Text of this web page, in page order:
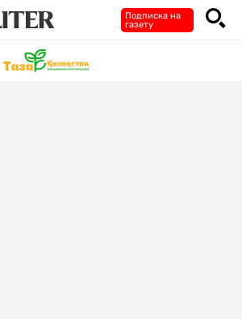
Подписка на
газету